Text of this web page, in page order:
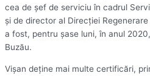
cea de şef de serviciu în cadrul
şi de director al Direcţiei
a fost, pentru şase luni, în anul
Buzău.
Vişan deţine mai multe certificări,